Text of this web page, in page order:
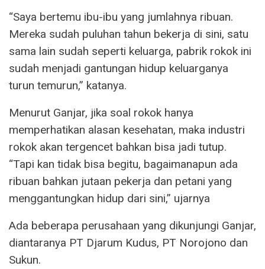
“Saya bertemu ibu-ibu yang jumlahnya ribuan.
Mereka sudah puluhan tahun bekerja di sini, satu
sama lain sudah seperti keluarga, pabrik rokok ini
sudah menjadi gantungan hidup keluarganya
turun temurun,” katanya.
Menurut Ganjar, jika soal rokok hanya
memperhatikan alasan kesehatan, maka industri
rokok akan tergencet bahkan bisa jadi tutup.
“Tapi kan tidak bisa begitu, bagaimanapun ada
ribuan bahkan jutaan pekerja dan petani yang
menggantungkan hidup dari sini,” ujarnya
Ada beberapa perusahaan yang dikunjungi Ganjar,
diantaranya PT Djarum Kudus, PT Norojono dan
Sukun.